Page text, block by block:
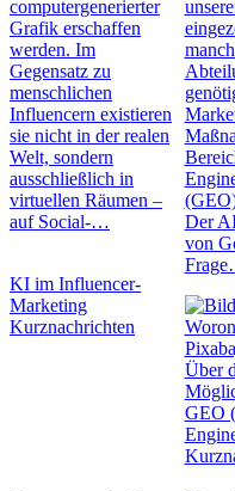
computergenerierter
Grafik erschaffen
werden. Im
Gegensatz zu
menschlichen
Influencern existieren
sie nicht in der realen
Welt, sondern
ausschließlich in
virtuellen Räumen –
auf Social-…
KI im Influencer-
Marketing
Kurznachrichten
Der
von
Über
GEO